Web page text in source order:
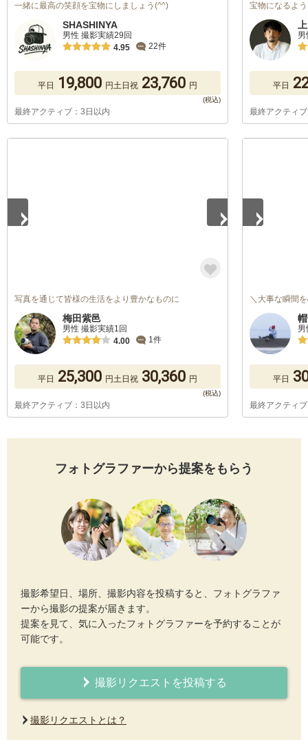
一緒に最高の笑顔を宝物にしましょう(^^)
SHASHINYA
男性 撮影実績29回
4.95
22件
平日 19,800 円土日祝 23,760 円
最終アクティブ：3日以内
宝物になるよ
男
平日
最終アクティ
写真を通じて皆様の生活をより豊かなものに
梅田紫邑
男性 撮影実績1回
4.00
1件
平日 25,300 円土日祝 30,360 円
最終アクティブ：3日以内
＼大事な瞬間
男
平日
最終アクティ
フォトグラファーから提案をもらう
撮影希望日、場所、撮影内容を投稿すると、フォトグラファ
ーから撮影の提案が届きます。
提案を見て、気に入ったフォトグラファーを予約することが
可能です。
撮影リクエストを投稿する
撮影リクエストとは？